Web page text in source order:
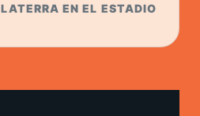
EN EL ESTADIO